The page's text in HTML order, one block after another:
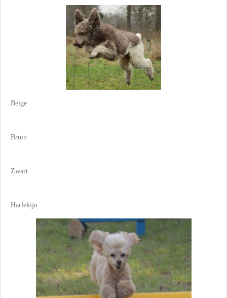
Beige
Bruin
Zwart
Harlekijn